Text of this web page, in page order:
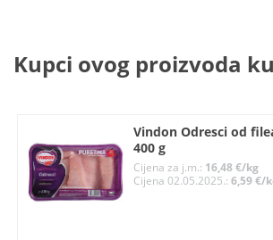
Kupci ovog proizvoda
Vindon Odresci od
400 g
Cijena za j.m.: 16,48 €/kg
Cijena 02.05.2025.: 6,59 €/